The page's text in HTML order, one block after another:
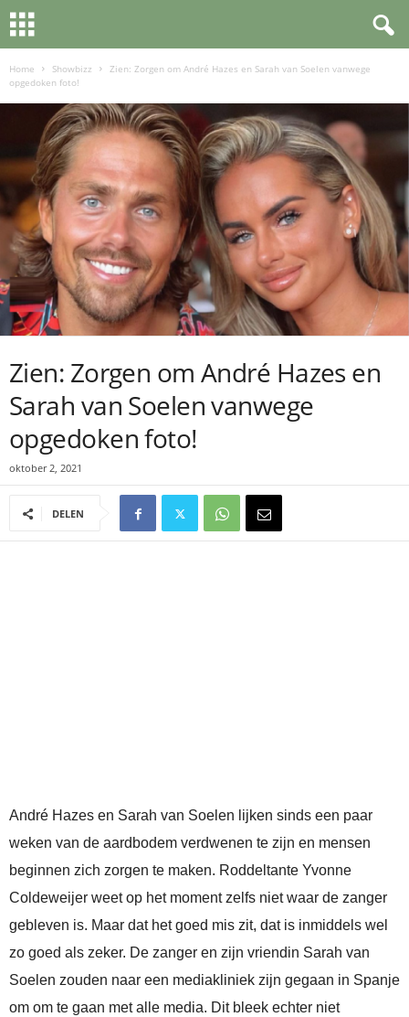
Home Showbizz
Zien: Zorgen om André Hazes en Sarah van Soelen vanwege
opgedoken foto!
Zien: Zorgen om André Hazes en
Sarah van Soelen vanwege
opgedoken foto!
oktober 2, 2021
DELEN
André Hazes en Sarah van Soelen lijken sinds een paar
weken van de aardbodem verdwenen te zijn en mensen
beginnen zich zorgen te maken. Roddeltante Yvonne
Coldeweijer weet op het moment zelfs niet waar de zanger
gebleven is. Maar dat het goed mis zit, dat is inmiddels wel
zo goed als zeker. De zanger en zijn vriendin Sarah van
Soelen zouden naar een mediakliniek zijn gegaan in Spanje
om om te gaan met alle media. Dit bleek echter niet